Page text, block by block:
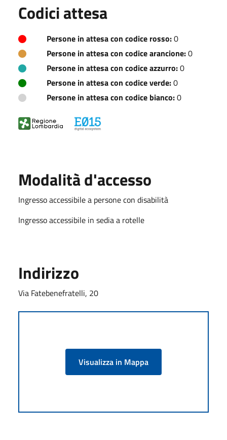
Codici attesa
Persone in attesa con codice rosso:0
Persone in attesa con codice arancione:0
Persone in attesa con codice azzurro:0
Persone in attesa con codice verde:0
Persone in attesa con codice bianco:0
Modalità d'accesso
Ingresso accessibile a persone con disabilità
Ingresso accessibile in sedia a rotelle
Indirizzo
Via Fatebenefratelli, 20
Visualizza in Mappa